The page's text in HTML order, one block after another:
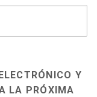
Y
LA PRÓXIMA